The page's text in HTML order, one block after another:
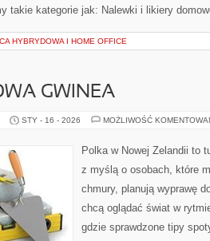
takie kategorie jak: Nalewki i likiery
HYBRYDOWA I HOME OFFICE
GWINEA
STY - 16 - 2026 MOŻLIWOŚĆ
Polka w Nowej Zelandii to
z myślą o osobach, które
chmury, planują wyprawę
chcą oglądać świat w
gdzie sprawdzone tipy